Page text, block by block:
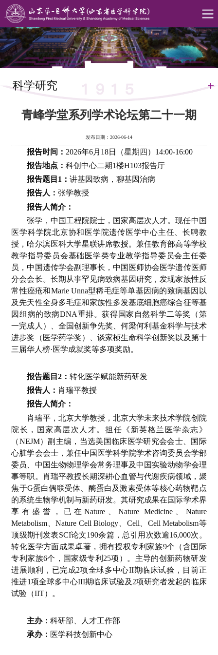
科学研究
青峰学堂系列学术论坛第二十一期
发布日期：2026-06-14
报告时间： 2026年6月18日（星期四）14:00-16:00
报告地点：科创中心二期1楼H103报告厅
报告题目1：讲基因致病，聊基因治病
报告人：张学教授
报告人简介：
张学，中国工程院院士，国家高层次人才。现任中国
医学科学院北京协和医学院遗传医学中心主任、长聘教
授，哈尔滨医科大学星联讲席教授。兼任教育部高等学校
教学指导委员会基础医学类专业教学指导委员会主任委
员，中国遗传学会副理事长，中国医师协会医学遗传医师
分会会长。长期从事罕见病致病基因研究，发现家族性反
常性痤疮和Marie Unna型稀毛症等单基因病的致病基因以
及先天性全身多毛症和家族性多发基底细胞癌综合征等基
因组病的致病DNA重排。获得国家自然科学二等奖（第
一完成人）、全国创新争先奖、何梁何利基金科学与技术
进步奖（医学药学奖）、谈家桢生命科学创新奖以及第十
三届华人榜·医学成就奖等多项奖励。
报告题目2：转化医学赋能新药研发
报告人： 肖瑞平教授
报告人简介：
肖瑞平，北京大学教授，北京大学未来技术学院创院
院长，国家高层次人才。担任《新英格兰医学杂志》
（NEJM）副主编，当选美国临床医学研究会会士、国际
心脏学会会士，兼任中国医学科学院学术咨询委员会学部
委员、中国生物物理学会常务理事及中国实验动物学会理
事等职。肖瑞平教授长期深耕心血管与代谢疾病领域，聚
焦于G蛋白偶联受体、酶蛋白及激素受体等核心药物靶点
的系统生物学机制与新药研发。其研究成果在国际学术界
享有盛誉，已在Nature、Nature Medicine、Nature
Metabolism、Nature Cell Biology、Cell、Cell Metabolism等
顶级期刊发表SCI论文190余篇，总引用次数逾16,000次。
转化医学方面成果卓著，拥有授权专利家族9个（含国际
专利家族6个，国家级专利25项）。主导的创新药物研发
进展顺利，已完成2项全球多中心II期临床试验，目前正
推进1项全球多中心III期临床试验及2项研究者发起的临床
试验（IIT）。
主办：科研部、人才工作部
承办： 医学科技创新中心